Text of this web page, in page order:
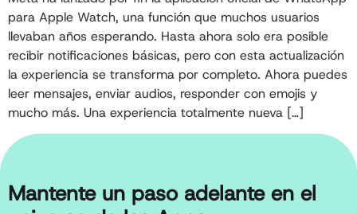
para Apple Watch, una función que muchos usuarios
llevaban años esperando. Hasta ahora solo era posible
recibir notificaciones básicas, pero con esta actualización
la experiencia se transforma por completo. Ahora puedes
leer mensajes, enviar audios, responder con emojis y
mucho más. Una experiencia totalmente nueva […]
Mantente un paso adelante en el